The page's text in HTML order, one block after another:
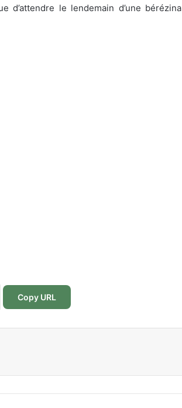
d’attendre le lendemain d’une bérézina
Copy URL